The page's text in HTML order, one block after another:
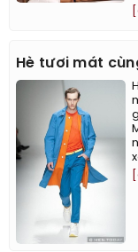
Hè tươi mát